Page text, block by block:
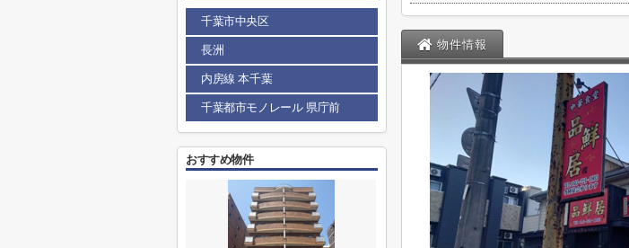
物件情報
千葉市中央区
長洲
内房線 本千葉
千葉都市モノレール 県庁前
おすすめ物件